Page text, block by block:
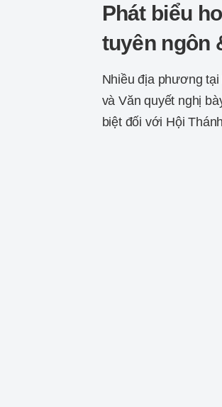
Phát biểu
tuyên ngôn
Nhiều địa phương
và Văn quyết nghị
biệt đối với Hội